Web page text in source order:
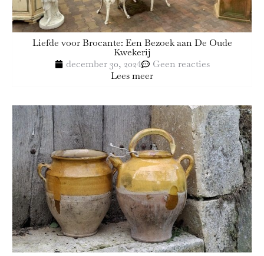
Liefde voor Brocante: Een Bezoek aan De Oude
Kwekerij
december 30, 2024
Geen reacties
Lees meer